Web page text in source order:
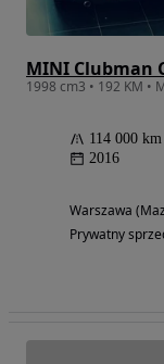
MINI Clubman
1998 cm3 • 192 KM •
114 000 km
2016
Warszawa
Prywatny